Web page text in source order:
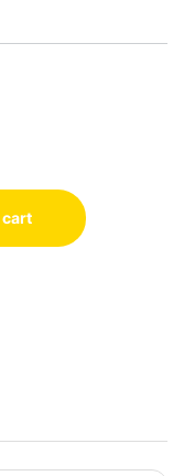
cart